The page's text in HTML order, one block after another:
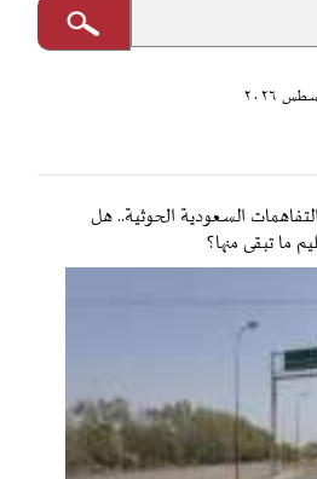
السعودية الحوثية.. هل
ما تبقى منها؟